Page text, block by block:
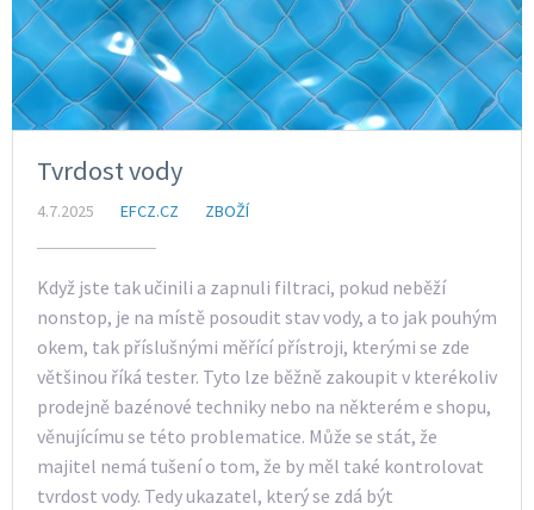
Tvrdost vody
4.7.2025 EFCZ.CZ ZBOŽÍ
Když jste tak učinili a zapnuli filtraci, pokud neběží
nonstop, je na místě posoudit stav vody, a to jak pouhým
okem, tak příslušnými měřící přístroji, kterými se zde
většinou říká tester. Tyto lze běžně zakoupit v kterékoliv
prodejně bazénové techniky nebo na některém e shopu,
věnujícímu se této problematice. Může se stát, že
majitel nemá tušení o tom, že by měl také kontrolovat
tvrdost vody. Tedy ukazatel, který se zdá být